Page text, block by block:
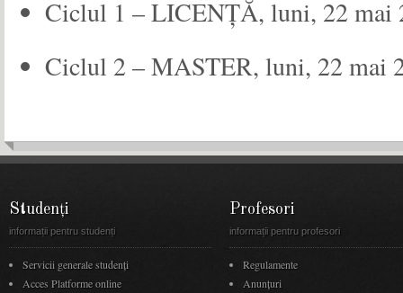
Ciclul 1 – LICENȚĂ, luni, 22 mai
Ciclul 2 – MASTER, luni, 22 mai
Studenți
informații pentru studenți
Servicii generale studenți
Acces Platforme online
Profesori
informații pentru profesori
Regulamente
Anunţuri